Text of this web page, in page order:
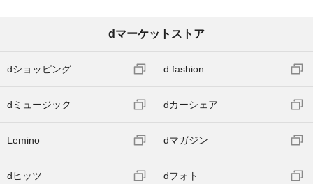
dマーケットストア
dショッピング d fashion
dミュージック dカーシェア
Lemino dマガジン
dヒッツ dフォト